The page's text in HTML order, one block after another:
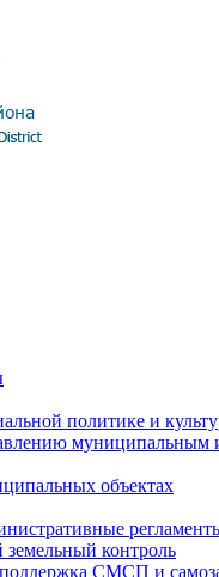
политике и
муниципальным
объектах
контроль
СМСП и